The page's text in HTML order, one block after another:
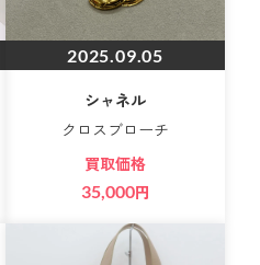
2025.09.05
シャネル
クロスブローチ
買取価格
35,000円